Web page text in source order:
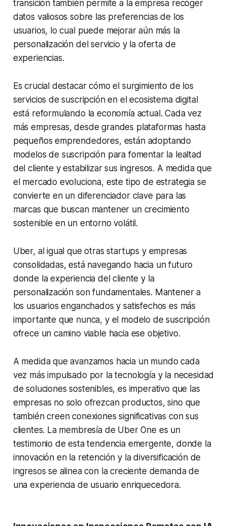
transición también permite a la empresa recoger
datos valiosos sobre las preferencias de los
usuarios, lo cual puede mejorar aún más la
personalización del servicio y la oferta de
experiencias.
Es crucial destacar cómo el surgimiento de los
servicios de suscripción en el ecosistema digital
está reformulando la economía actual. Cada vez
más empresas, desde grandes plataformas hasta
pequeños emprendedores, están adoptando
modelos de suscripción para fomentar la lealtad
del cliente y estabilizar sus ingresos. A medida que
el mercado evoluciona, este tipo de estrategia se
convierte en un diferenciador clave para las
marcas que buscan mantener un crecimiento
sostenible en un entorno volátil.
Uber, al igual que otras startups y empresas
consolidadas, está navegando hacia un futuro
donde la experiencia del cliente y la
personalización son fundamentales. Mantener a
los usuarios enganchados y satisfechos es más
importante que nunca, y el modelo de suscripción
ofrece un camino viable hacia ese objetivo.
A medida que avanzamos hacia un mundo cada
vez más impulsado por la tecnología y la necesidad
de soluciones sostenibles, es imperativo que las
empresas no solo ofrezcan productos, sino que
también creen conexiones significativas con sus
clientes. La membresía de Uber One es un
testimonio de esta tendencia emergente, donde la
innovación en la retención y la diversificación de
ingresos se alinea con la creciente demanda de
una experiencia de usuario enriquecedora.